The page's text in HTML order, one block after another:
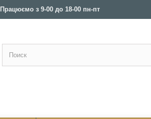
з 9-00 до 18-00 пн-пт